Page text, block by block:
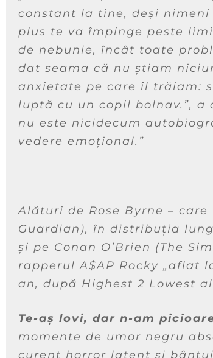
constant la tine, deși
plus te va împinge peste
de nebunie, încât toate
dat seama că nu știam
anxietate pe care îl trăiam:
luptă cu un copil bolnav.”, a
nu este nicidecum
vedere emoțional.”
Alături de Rose Byrne – care
Guardian), în distribuția
și pe Conan O’Brien (The
rapperul A$AP Rocky „aflat
an, după Highest 2 Lowest
Te-aș lovi, dar n-am
momente de umor negru
curent horror latent și